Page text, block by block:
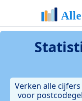
Verken alle
voor